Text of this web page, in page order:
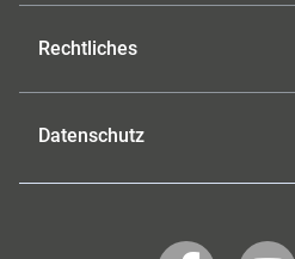
Rechtliches
Datenschutz